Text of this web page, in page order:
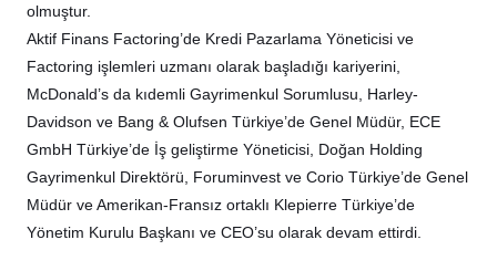
olmuştur.
Aktif Finans Factoring’de Kredi Pazarlama Yöneticisi ve
Factoring işlemleri uzmanı olarak başladığı kariyerini,
McDonald’s da kıdemli Gayrimenkul Sorumlusu, Harley-
Davidson ve Bang & Olufsen Türkiye’de Genel Müdür, ECE
GmbH Türkiye’de İş geliştirme Yöneticisi, Doğan Holding
Gayrimenkul Direktörü, Foruminvest ve Corio Türkiye’de Genel
Müdür ve Amerikan-Fransız ortaklı Klepierre Türkiye’de
Yönetim Kurulu Başkanı ve CEO’su olarak devam ettirdi.